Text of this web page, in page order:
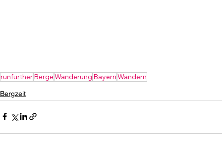
runfurtherBergeWanderung BayernWandern
Bergzeit